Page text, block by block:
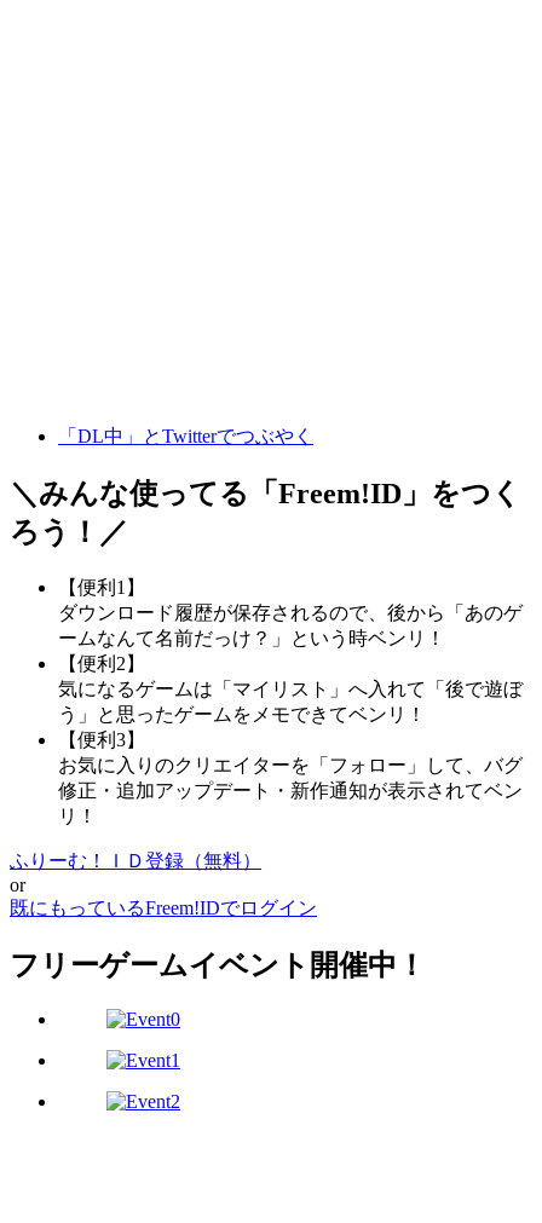
「DL中」とTwitterでつぶやく
＼みんな使ってる「 Freem!ID 」をつく
ろう！／
【便利1】
ダウンロード履歴が保存されるので、後から「あのゲ
ームなんて名前だっけ？」という時ベンリ！
【便利2】
気になるゲームは「マイリスト」へ入れて「後で遊ぼ
う」と思ったゲームをメモできてベンリ！
【便利3】
お気に入りのクリエイターを「フォロー」して、バグ
修正・追加アップデート・新作通知が表示されてベン
リ！
ふりーむ！ＩＤ登録（無料）
or
既にもっているFreem!IDでログイン
フリーゲームイベント開催中！